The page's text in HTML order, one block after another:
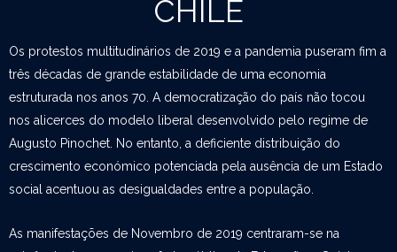
CHILE
Os protestos multitudinários de 2019 e a pandemia puseram fim a
três décadas de grande estabilidade de uma economia
estruturada nos anos 70. A democratização do país não tocou
nos alicerces do modelo liberal desenvolvido pelo regime de
Augusto Pinochet. No entanto, a deficiente distribuição do
crescimento económico potenciada pela ausência de um Estado
social acentuou as desigualdades entre a população.
As manifestações de Novembro de 2019 centraram-se na